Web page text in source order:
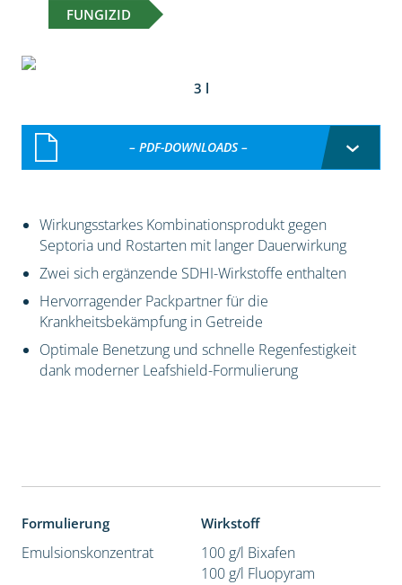
FUNGIZID
3 l
– PDF-DOWNLOADS –
Wirkungsstarkes Kombinationsprodukt gegen
Septoria und Rostarten mit langer Dauerwirkung
Zwei sich ergänzende SDHI-Wirkstoffe enthalten
Hervorragender Packpartner für die
Krankheitsbekämpfung in Getreide
Optimale Benetzung und schnelle Regenfestigkeit
dank moderner Leafshield-Formulierung
Formulierung
Emulsionskonzentrat
Wirkstoff
100 g/l Bixafen
100 g/l Fluopyram